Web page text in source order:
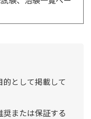
として掲載して
または保証する